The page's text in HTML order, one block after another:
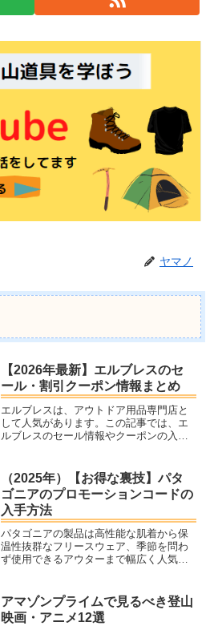
ヤマノ
【2026年最新】エルブレスのセ
ール・割引クーポン情報まとめ
エルブレスは、アウトドア用品専門店と
して人気があります。この記事では、エ
ルブレスのセール情報やクーポンの入手
情報や、クーポン情報が知りたい方は、
ぜひ参考にしてください。...
（2025年）【お得な裏技】パタ
ゴニアのプロモーションコードの
入手方法
パタゴニアの製品は高性能な肌着から保
温性抜群なフリースウェア、季節を問わ
ず使用できるアウターまで幅広く人気商
の商品がもっと安く買えたらと考えたこ
とはありませんか？この記...
アマゾンプライムで見るべき登山
映画・アニメ12選